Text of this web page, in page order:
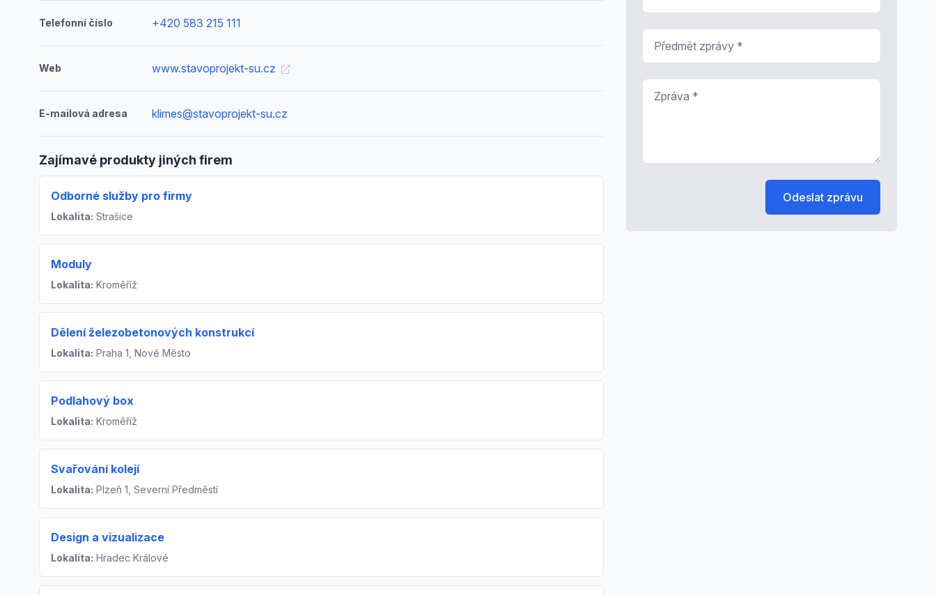
Telefonní číslo +420 583 215 111
Web www.stavoprojekt-su.cz
E-mailová adresa klimes@stavoprojekt-su.cz
Zajímavé produkty jiných firem
Odborné služby pro firmy
Lokalita: Strašice
Moduly
Lokalita: Kroměříž
Dělení železobetonových konstrukcí
Lokalita: Praha 1, Nové Město
Podlahový box
Lokalita: Kroměříž
Svařování kolejí
Lokalita: Plzeň 1, Severní Předměstí
Design a vizualizace
Lokalita: Hradec Králové
Odeslat zprávu